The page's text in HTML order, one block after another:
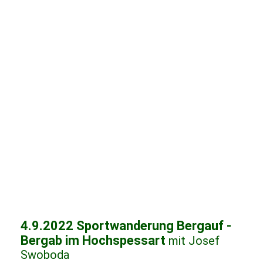
4.9.2022 Sportwanderung Bergauf -
Bergab im Hochspessart mit Josef
Swoboda